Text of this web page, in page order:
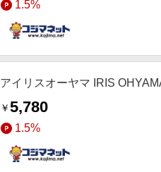
1.5%
アイリスオーヤマ IRIS
￥5,780
1.5%